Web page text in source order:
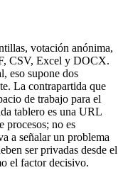
votación anónima,
CSV, Excel y DOCX.
eso supone dos
La contrapartida que
de trabajo para el
tablero es una URL
procesos; no es
a señalar un problema
ser privadas desde el
el factor decisivo.